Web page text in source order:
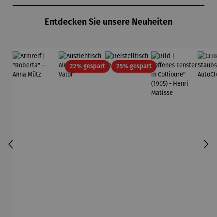
- SAXA
EditionEntdecken Sie unsere Neuheiten
22% gespartRabatt25% gespartRabatt